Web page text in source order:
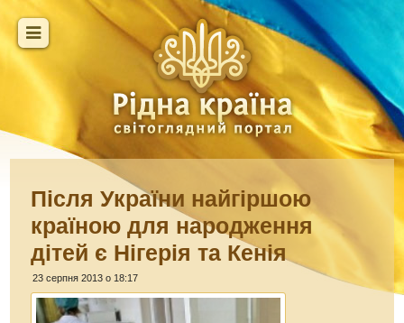
Після України найгіршою
країною для народження
дітей є Нігерія та Кенія
23 серпня 2013 о 18:17